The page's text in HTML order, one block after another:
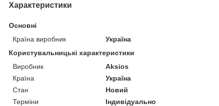
Характеристики
Основні
Країна виробник
Україна
Користувальницькі характеристики
Виробник
Aksios
Країна
Україна
Стан
Новий
Терміни
Індивідуально